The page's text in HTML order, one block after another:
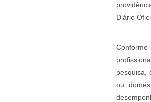
Diário
pesquisa,
ou